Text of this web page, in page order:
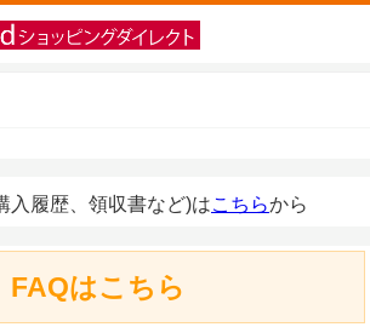
入履歴、領収書など)はこちらから
FAQはこちら